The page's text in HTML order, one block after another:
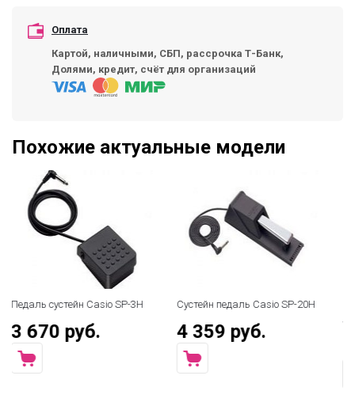
Оплата
Картой, наличными, СБП, рассрочка Т-Банк,
Долями, кредит, счёт для организаций
Похожие актуальные модели
Педаль сустейн Casio SP-3H
3 670 руб.
Сустейн педаль Casio SP-20H
4 359 руб.